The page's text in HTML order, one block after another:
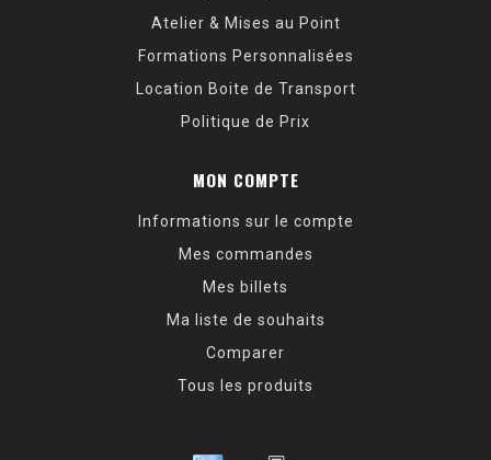
Atelier & Mises au Point
Formations Personnalisées
Location Boite de Transport
Politique de Prix
MON COMPTE
Informations sur le compte
Mes commandes
Mes billets
Ma liste de souhaits
Comparer
Tous les produits